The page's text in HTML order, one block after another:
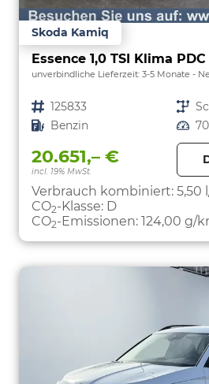
Skoda Kamiq
Essence 1,0 TSI Klima
unverbindliche Lieferzeit: 3-5 Monate
Fahrzeugnr. 125833 Getriebe
Kraftstoff Benzin Leistung
20.651,– €
incl. 19% MwSt.
Verbrauch kombiniert: 5,50
CO2-Klasse: D
CO2-Emissionen: 124,00 g/